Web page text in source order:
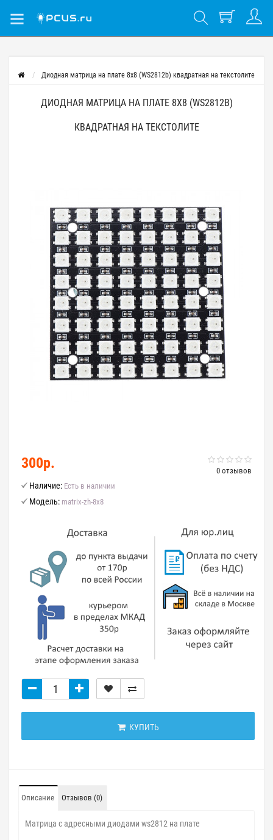
Диодная матрица на плате 8x8 (WS2812b) квадратная на текстолите
ДИОДНАЯ МАТРИЦА НА ПЛАТЕ 8X8 (WS2812B)
КВАДРАТНАЯ НА ТЕКСТОЛИТЕ
0 отзывов
300р.
Наличие: Есть в наличии
Модель: matrix-zh-8x8
КУПИТЬ
Описание Отзывов (0)
Матрица с адресными диодами ws2812 на плате